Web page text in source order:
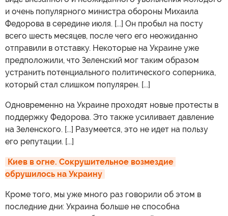
и очень популярного министра обороны Михаила
Федорова в середине июля. [...] Он пробыл на посту
всего шесть месяцев, после чего его неожиданно
отправили в отставку. Некоторые на Украине уже
предположили, что Зеленский мог таким образом
устранить потенциального политического соперника,
который стал слишком популярен. [...]
Одновременно на Украине проходят новые протесты в
поддержку Федорова. Это также усиливает давление
на Зеленского. [...] Разумеется, это не идет на пользу
его репутации. [...]
Киев в огне. Сокрушительное возмездие
обрушилось на Украину
Кроме того, мы уже много раз говорили об этом в
последние дни: Украина больше не способна